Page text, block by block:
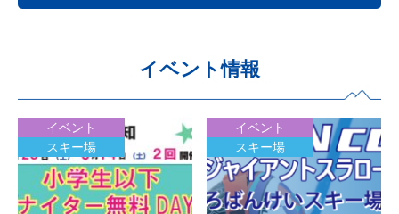
イベント情報
イベント
スキー場
イベント
スキー場